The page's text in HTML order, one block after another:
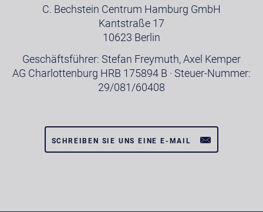
C. Bechstein Centrum Hamburg GmbH
Kantstraße 17
10623 Berlin
Geschäftsführer: Stefan Freymuth, Axel Kemper
AG Charlottenburg HRB 175894 B · Steuer-Nummer:
29/081/60408
SCHREIBEN SIE UNS EINE E-MAIL